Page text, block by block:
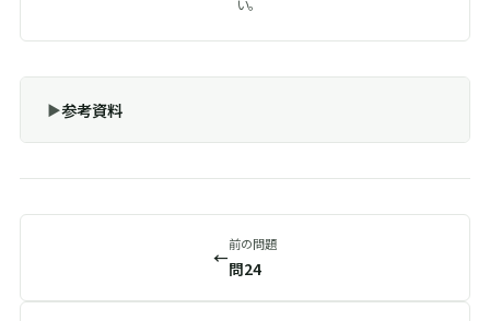
い。
参考資料
←
前の問題
問24